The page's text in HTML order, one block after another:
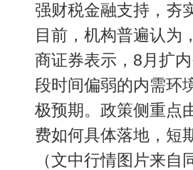
强财税金融支持，夯
目前，机构普遍认为
商证券表示，8月扩
段时间偏弱的内需环
极预期。政策侧重点
费如何具体落地，短
（文中行情图片来自